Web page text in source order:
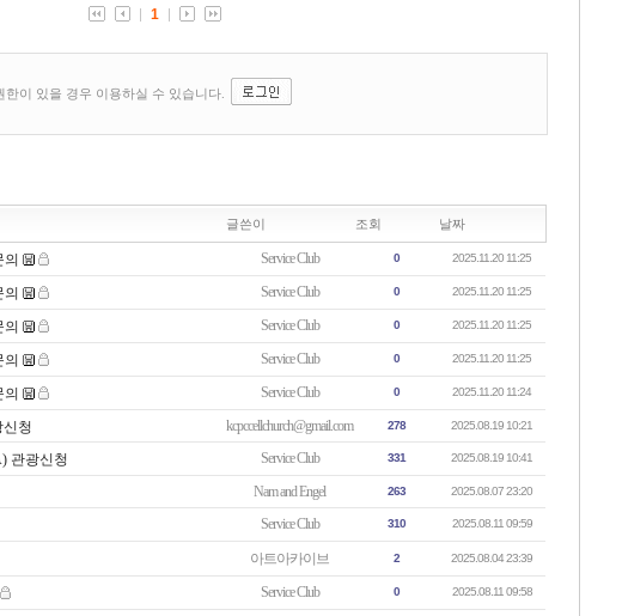
글쓴이 조회 날짜
Service Club 0 2025.11.20 11:25
Service Club 0 2025.11.20 11:25
Service Club 0 2025.11.20 11:25
Service Club 0 2025.11.20 11:25
Service Club 0 2025.11.20 11:24
청 kcpccellchurch@gmail.com 278 2025.08.19 10:21
관광신청 Service Club 331 2025.08.19 10:41
Nam and Engel 263 2025.08.07 23:20
Service Club 310 2025.08.11 09:59
아트아카이브 2 2025.08.04 23:39
Service Club 0 2025.08.11 09:58